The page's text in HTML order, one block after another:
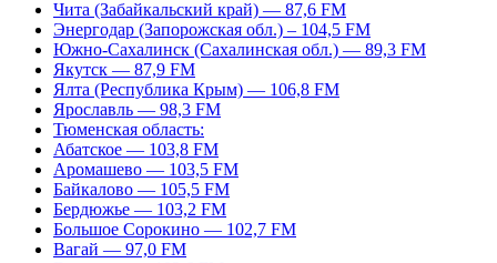
Чита (Забайкальский край) — 87,6 FM
Энергодар (Запорожская обл.) – 104,5 FM
Южно-Сахалинск (Сахалинская обл.) — 89,3 FM
Якутск — 87,9 FM
Ялта (Республика Крым) — 106,8 FM
Ярославль — 98,3 FM
Тюменская область:
Абатское — 103,8 FM
Аромашево — 103,5 FM
Байкалово — 105,5 FM
Бердюжье — 103,2 FM
Большое Сорокино — 102,7 FM
Вагай — 97,0 FM